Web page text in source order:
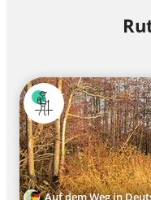
Auf dem Weg in